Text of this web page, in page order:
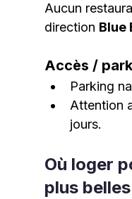
Aucun
direction Blue
Accès /
Parking
Attention
jours.
Où loger
plus